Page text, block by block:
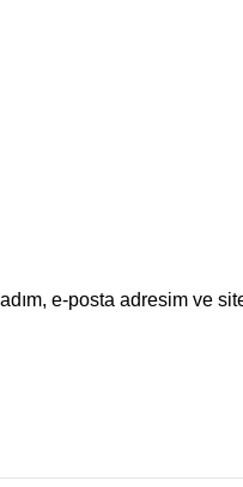
e-posta adresim ve